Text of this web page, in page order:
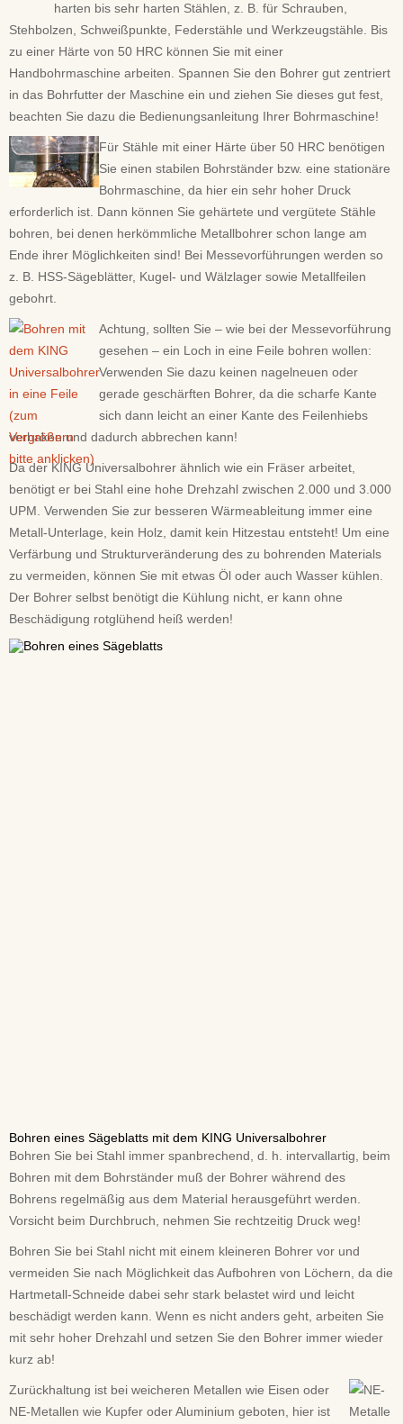
harten bis sehr harten Stählen, z. B. für Schrauben,
Stehbolzen, Schweißpunkte, Federstähle und Werkzeugstähle. Bis
zu einer Härte von 50 HRC können Sie mit einer
Handbohrmaschine arbeiten. Spannen Sie den Bohrer gut zentriert
in das Bohrfutter der Maschine ein und ziehen Sie dieses gut fest,
beachten Sie dazu die Bedienungsanleitung Ihrer Bohrmaschine!
Für Stähle mit einer Härte über 50 HRC benötigen
Sie einen stabilen Bohrständer bzw. eine stationäre
Bohrmaschine, da hier ein sehr hoher Druck
erforderlich ist. Dann können Sie gehärtete und vergütete Stähle
bohren, bei denen herkömmliche Metallbohrer schon lange am
Ende ihrer Möglichkeiten sind! Bei Messevorführungen werden so
z. B. HSS-Sägeblätter, Kugel- und Wälzlager sowie Metallfeilen
gebohrt.
Achtung, sollten Sie – wie bei der Messevorführung
gesehen – ein Loch in eine Feile bohren wollen:
Verwenden Sie dazu keinen nagelneuen oder
gerade geschärften Bohrer, da die scharfe Kante
sich dann leicht an einer Kante des Feilenhiebs
verhaken und dadurch abbrechen kann!
Da der KING Universalbohrer ähnlich wie ein Fräser arbeitet,
benötigt er bei Stahl eine hohe Drehzahl zwischen 2.000 und 3.000
UPM. Verwenden Sie zur besseren Wärmeableitung immer eine
Metall-Unterlage, kein Holz, damit kein Hitzestau entsteht! Um eine
Verfärbung und Strukturveränderung des zu bohrenden Materials
zu vermeiden, können Sie mit etwas Öl oder auch Wasser kühlen.
Der Bohrer selbst benötigt die Kühlung nicht, er kann ohne
Beschädigung rotglühend heiß werden!
Bohren eines Sägeblatts mit dem KING Universalbohrer
Bohren Sie bei Stahl immer spanbrechend, d. h. intervallartig, beim
Bohren mit dem Bohrständer muß der Bohrer während des
Bohrens regelmäßig aus dem Material herausgeführt werden.
Vorsicht beim Durchbruch, nehmen Sie rechtzeitig Druck weg!
Bohren Sie bei Stahl nicht mit einem kleineren Bohrer vor und
vermeiden Sie nach Möglichkeit das Aufbohren von Löchern, da die
Hartmetall-Schneide dabei sehr stark belastet wird und leicht
beschädigt werden kann. Wenn es nicht anders geht, arbeiten Sie
mit sehr hoher Drehzahl und setzen Sie den Bohrer immer wieder
kurz ab!
Zurückhaltung ist bei weicheren Metallen wie Eisen oder
NE-Metallen wie Kupfer oder Aluminium geboten, hier ist